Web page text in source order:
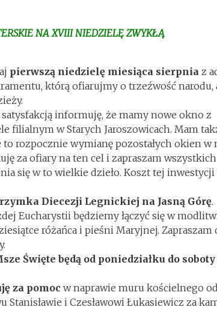
NA XVIII NIEDZIELĘ ZWYKŁĄ
pierwszą niedzielę miesiąca sierpnia z
którą ofiarujmy o trzeźwość narodu,
informuję, że mamy nowe okno z
filialnym w Starych Jaroszowicach. Mam
to rozpocznie wymianę pozostałych okien w
za ofiary na ten cel i zapraszam wszystkich
się w to wielkie dzieło. Koszt tej inwestycji
Diecezji Legnickiej na Jasną Górę.
Eucharystii będziemy łączyć się w
różańca i pieśni Maryjnej. Zapraszam
Święte będą od poniedziałku do soboty
za pomoc w naprawie muru kościelnego
Stanisławie i Czesławowi Łukasiewicz za